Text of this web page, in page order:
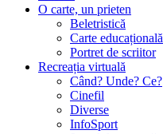
O carte, un prieten
Beletristică
Carte educațională
Portret de scriitor
Recreația virtuală
Când? Unde? Ce?
Cinefil
Diverse
InfoSport